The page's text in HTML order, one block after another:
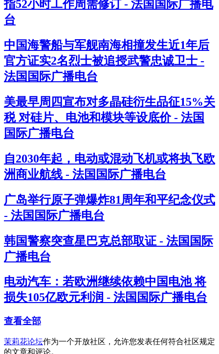
指52小时工作周需修订 - 法国国际广播电
台
中国海警船与军舰南海相撞发生近1年后
官方证实2名烈士被追授武警忠诚卫士 -
法国国际广播电台
美最早周四宣布对多晶硅衍生品征15%关
税 对硅片、电池和模块等设底价 - 法国
国际广播电台
自2030年起，电动或混动飞机或将执飞欧
洲商业航线 - 法国国际广播电台
广岛举行原子弹爆炸81周年和平纪念仪式
- 法国国际广播电台
韩国警察突查星巴克总部取证 - 法国国际
广播电台
电动汽车：若欧洲继续依赖中国电池 将
损失105亿欧元利润 - 法国国际广播电台
查看全部
茉莉花论坛作为一个开放社区，允许您发表任何符合社区规定
的文章和评论。